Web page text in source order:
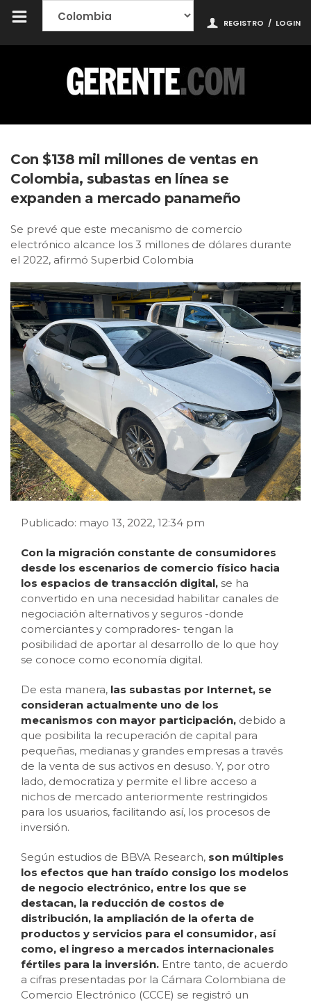
REGISTRO / LOGIN
Con $138 mil millones de ventas en
Colombia, subastas en línea se
expanden a mercado panameño
Se prevé que este mecanismo de comercio
electrónico alcance los 3 millones de dólares durante
el 2022, afirmó Superbid Colombia
Publicado: mayo 13, 2022, 12:34 pm
Con la migración constante de consumidores
desde los escenarios de comercio físico hacia
los espacios de transacción digital, se ha
convertido en una necesidad habilitar canales de
negociación alternativos y seguros -donde
comerciantes y compradores- tengan la
posibilidad de aportar al desarrollo de lo que hoy
se conoce como economía digital.
De esta manera, las subastas por Internet, se
consideran actualmente uno de los
mecanismos con mayor participación, debido a
que posibilita la recuperación de capital para
pequeñas, medianas y grandes empresas a través
de la venta de sus activos en desuso. Y, por otro
lado, democratiza y permite el libre acceso a
nichos de mercado anteriormente restringidos
para los usuarios, facilitando así, los procesos de
inversión.
Según estudios de BBVA Research, son múltiples
los efectos que han traído consigo los modelos
de negocio electrónico, entre los que se
destacan, la reducción de costos de
distribución, la ampliación de la oferta de
productos y servicios para el consumidor, así
como, el ingreso a mercados internacionales
fértiles para la inversión. Entre tanto, de acuerdo
a cifras presentadas por la Cámara Colombiana de
Comercio Electrónico (CCCE) se registró un